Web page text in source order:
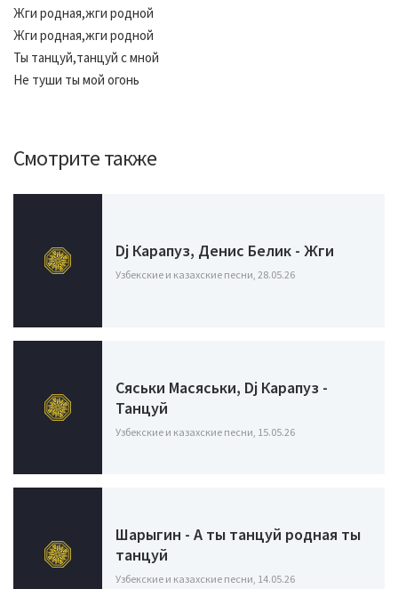
Жги родная,жги родной
Жги родная,жги родной
Ты танцуй,танцуй с мной
Не туши ты мой огонь
Смотрите также
Dj Карапуз, Денис Белик - Жги
Узбекские и казахские песни, 28.05.26
Сяськи Масяськи, Dj Карапуз -
Танцуй
Узбекские и казахские песни, 15.05.26
Шарыгин - А ты танцуй родная ты
танцуй
Узбекские и казахские песни, 14.05.26